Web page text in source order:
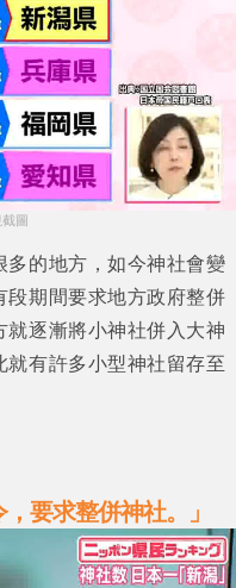
截圖
多的地方，如今神社會變
段期間要求地方政府整併
逐漸將小神社併入大神
就有許多小型神社留存至
要求整併神社。」